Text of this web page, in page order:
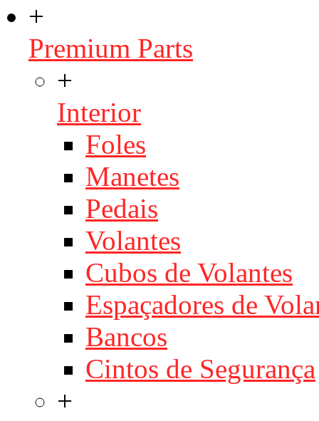
+
Premium Parts
+
Interior
Foles
Manetes
Pedais
Volantes
Cubos de Volantes
Espaçadores de
Bancos
Cintos de Segurança
+